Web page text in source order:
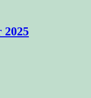
2025